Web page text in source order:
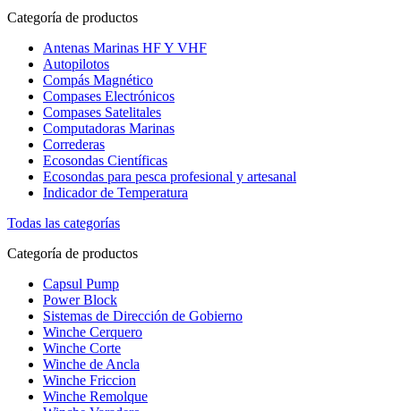
Categoría de productos
Antenas Marinas HF Y VHF
Autopilotos
Compás Magnético
Compases Electrónicos
Compases Satelitales
Computadoras Marinas
Correderas
Ecosondas Científicas
Ecosondas para pesca profesional y artesanal
Indicador de Temperatura
Todas las categorías
Categoría de productos
Capsul Pump
Power Block
Sistemas de Dirección de Gobierno
Winche Cerquero
Winche Corte
Winche de Ancla
Winche Friccion
Winche Remolque